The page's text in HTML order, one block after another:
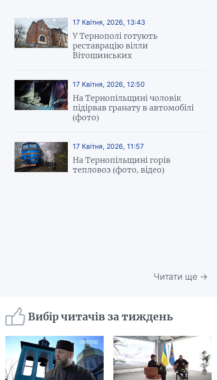
17 Квітня, 2026, 13:43
У Тернополі готують
реставрацію вілли
Вітошинських
17 Квітня, 2026, 12:50
На Тернопільщині чоловік
підірвав гранату в автомобілі
(фото)
17 Квітня, 2026, 11:57
На Тернопільщині горів
тепловоз (фото, відео)
Читати ще →
Вибір читачів за тиждень